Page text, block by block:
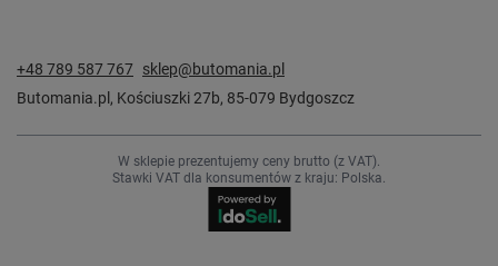
+48 789 587 767 sklep@butomania.pl
Butomania.pl , Kościuszki 27b, 85-079 Bydgoszcz
W sklepie prezentujemy ceny brutto (z VAT).
Stawki VAT dla konsumentów z kraju: Polska.